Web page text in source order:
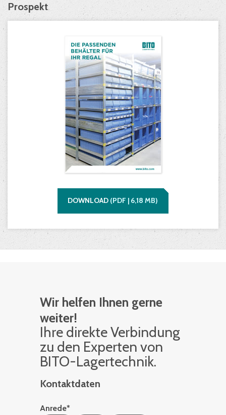
Prospekt
DOWNLOAD (PDF | 6,18 MB)
Wir helfen Ihnen gerne
weiter!
Ihre di­rek­te Ver­bin­dung
zu den Ex­per­ten von
BITO-La­ger­tech­nik.
Kontaktdaten
Anrede*